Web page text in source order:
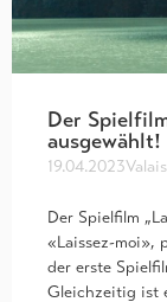
Der
ausgewählt!
19.04.2023
Der Spielfilm
«Laissez-moi»,
der erste
Gleichzeitig ist